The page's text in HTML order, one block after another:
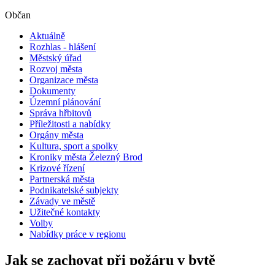
Občan
Aktuálně
Rozhlas - hlášení
Městský úřad
Rozvoj města
Organizace města
Dokumenty
Územní plánování
Správa hřbitovů
Příležitosti a nabídky
Orgány města
Kultura, sport a spolky
Kroniky města Železný Brod
Krizové řízení
Partnerská města
Podnikatelské subjekty
Závady ve městě
Užitečné kontakty
Volby
Nabídky práce v regionu
Jak se zachovat při požáru v bytě